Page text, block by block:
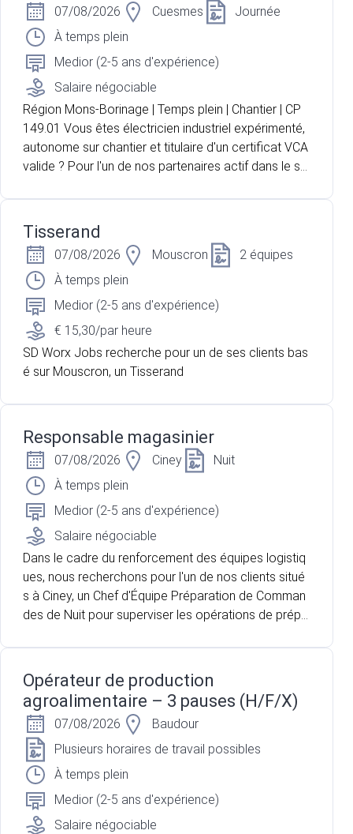
07/08/2026 Cuesmes
Journée
À temps plein
Medior (2-5 ans d'expérience)
Salaire négociable
Région Mons-Borinage | Temps plein | Chantier | CP
149.01 Vous êtes électricien industriel expérimenté,
autonome sur chantier et titulaire d'un certificat VCA
valide ? Pour l'un de nos partenaires actif dans le se
n industriel pour intervenir au sein d'un bâtiment actu
ellement en construction. Vous travaillerez de maniè
re autonome sur base de plans électriques et serez
accompagné d'un aide-électricien pour la réalisation
des différentes installations.
Tisserand
07/08/2026 Mouscron
2 équipes
À temps plein
Medior (2-5 ans d'expérience)
€ 15,30/par heure
SD Worx Jobs recherche pour un de ses clients bas
é sur Mouscron, un Tisserand
Responsable magasinier
07/08/2026 Ciney
Nuit
À temps plein
Medior (2-5 ans d'expérience)
Salaire négociable
Dans le cadre du renforcement des équipes logistiq
ues, nous recherchons pour l'un de nos clients situé
s à Ciney, un Chef d'Équipe Préparation de Comman
des de Nuit pour superviser les opérations de prépa
expédition. vous accompagnez une équipe d'enviro
n 5 préparateurs de commandes afin de garantir la
qualité des expéditions et le respect des délais.
Opérateur de production
agroalimentaire – 3 pauses (H/F/X)
07/08/2026
Baudour
Plusieurs horaires de travail possibles
À temps plein
Medior (2-5 ans d'expérience)
Salaire négociable